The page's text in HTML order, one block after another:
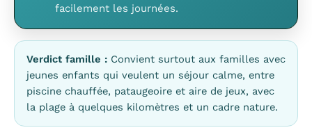
facilement les journées.
Verdict famille : Convient surtout aux familles avec
jeunes enfants qui veulent un séjour calme, entre
piscine chauffée, pataugeoire et aire de jeux, avec
la plage à quelques kilomètres et un cadre nature.